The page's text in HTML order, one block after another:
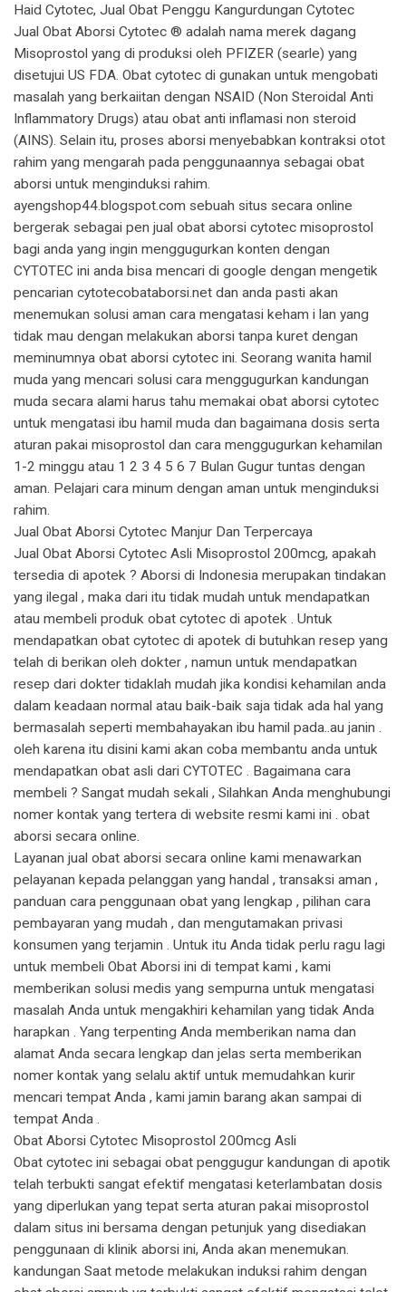
Haid Cytotec, Jual Obat Penggu Kangurdungan Cytotec
Jual Obat Aborsi Cytotec ® adalah nama merek dagang
Misoprostol yang di produksi oleh PFIZER (searle) yang
disetujui US FDA. Obat cytotec di gunakan untuk mengobati
masalah yang berkaiitan dengan NSAID (Non Steroidal Anti
Inflammatory Drugs) atau obat anti inflamasi non steroid
(AINS). Selain itu, proses aborsi menyebabkan kontraksi otot
rahim yang mengarah pada penggunaannya sebagai obat
aborsi untuk menginduksi rahim.
ayengshop44.blogspot.com sebuah situs secara online
bergerak sebagai pen jual obat aborsi cytotec misoprostol
bagi anda yang ingin menggugurkan konten dengan
CYTOTEC ini anda bisa mencari di google dengan mengetik
pencarian cytotecobataborsi.net dan anda pasti akan
menemukan solusi aman cara mengatasi keham i lan yang
tidak mau dengan melakukan aborsi tanpa kuret dengan
meminumnya obat aborsi cytotec ini. Seorang wanita hamil
muda yang mencari solusi cara menggugurkan kandungan
muda secara alami harus tahu memakai obat aborsi cytotec
untuk mengatasi ibu hamil muda dan bagaimana dosis serta
aturan pakai misoprostol dan cara menggugurkan kehamilan
1-2 minggu atau 1 2 3 4 5 6 7 Bulan Gugur tuntas dengan
aman. Pelajari cara minum dengan aman untuk menginduksi
rahim.
Jual Obat Aborsi Cytotec Manjur Dan Terpercaya
Jual Obat Aborsi Cytotec Asli Misoprostol 200mcg, apakah
tersedia di apotek ? Aborsi di Indonesia merupakan tindakan
yang ilegal , maka dari itu tidak mudah untuk mendapatkan
atau membeli produk obat cytotec di apotek . Untuk
mendapatkan obat cytotec di apotek di butuhkan resep yang
telah di berikan oleh dokter , namun untuk mendapatkan
resep dari dokter tidaklah mudah jika kondisi kehamilan anda
dalam keadaan normal atau baik-baik saja tidak ada hal yang
bermasalah seperti membahayakan ibu hamil pada..au janin .
oleh karena itu disini kami akan coba membantu anda untuk
mendapatkan obat asli dari CYTOTEC . Bagaimana cara
membeli ? Sangat mudah sekali , Silahkan Anda menghubungi
nomer kontak yang tertera di website resmi kami ini . obat
aborsi secara online.
Layanan jual obat aborsi secara online kami menawarkan
pelayanan kepada pelanggan yang handal , transaksi aman ,
panduan cara penggunaan obat yang lengkap , pilihan cara
pembayaran yang mudah , dan mengutamakan privasi
konsumen yang terjamin . Untuk itu Anda tidak perlu ragu lagi
untuk membeli Obat Aborsi ini di tempat kami , kami
memberikan solusi medis yang sempurna untuk mengatasi
masalah Anda untuk mengakhiri kehamilan yang tidak Anda
harapkan . Yang terpenting Anda memberikan nama dan
alamat Anda secara lengkap dan jelas serta memberikan
nomer kontak yang selalu aktif untuk memudahkan kurir
mencari tempat Anda , kami jamin barang akan sampai di
tempat Anda .
Obat Aborsi Cytotec Misoprostol 200mcg Asli
Obat cytotec ini sebagai obat penggugur kandungan di apotik
telah terbukti sangat efektif mengatasi keterlambatan dosis
yang diperlukan yang tepat serta aturan pakai misoprostol
dalam situs ini bersama dengan petunjuk yang disediakan
penggunaan di klinik aborsi ini, Anda akan menemukan.
kandungan Saat metode melakukan induksi rahim dengan